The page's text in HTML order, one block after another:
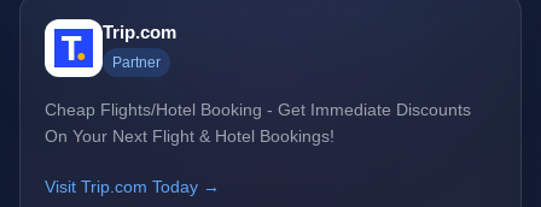
Trip.com
Partner
Cheap Flights/Hotel Booking - Get Immediate Discounts
On Your Next Flight & Hotel Bookings!
Visit Trip.com Today →